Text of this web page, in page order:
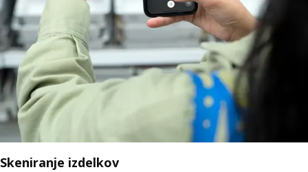
Skeniranje izdelkov